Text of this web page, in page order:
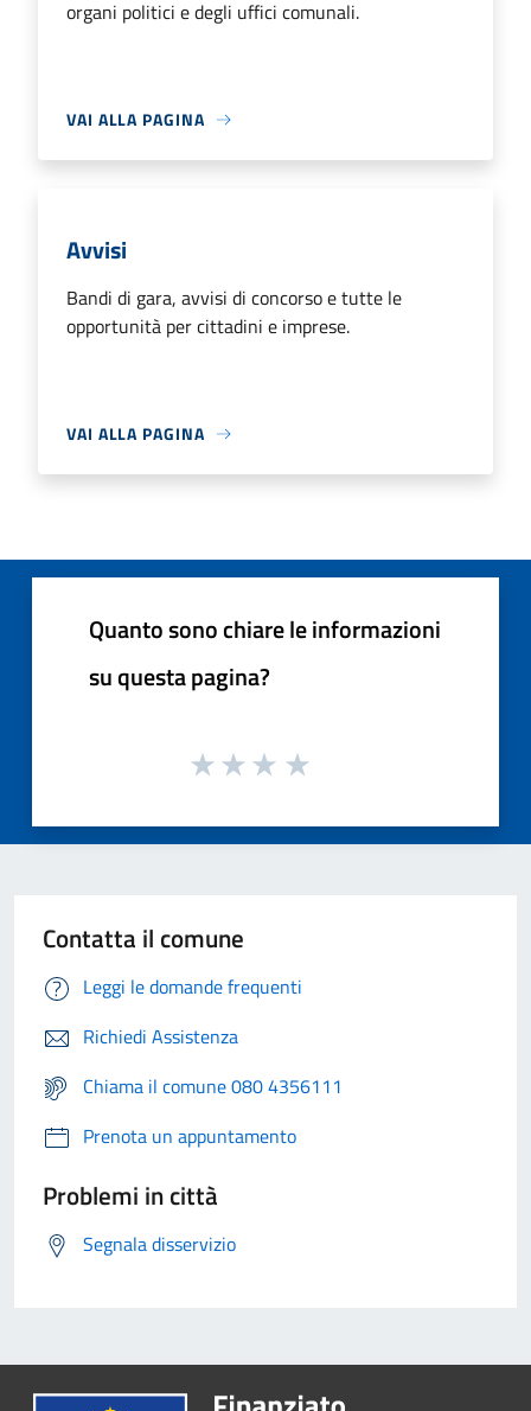
organi politici e degli uffici comunali.
VAI ALLA PAGINA
Avvisi
Bandi di gara, avvisi di concorso e tutte le
opportunità per cittadini e imprese.
VAI ALLA PAGINA
Quanto sono chiare le informazioni
su questa pagina?
Contatta il comune
Leggi le domande frequenti
Richiedi Assistenza
Chiama il comune 080 4356111
Prenota un appuntamento
Problemi in città
Segnala disservizio